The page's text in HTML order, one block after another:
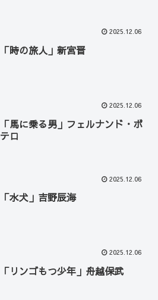
2025.12.06
「時の旅人」新宮晋
2025.12.06
「馬に乗る男」フェルナンド・ボ
テロ
2025.12.06
「水犬」吉野辰海
2025.12.06
「リンゴもつ少年」舟越保武